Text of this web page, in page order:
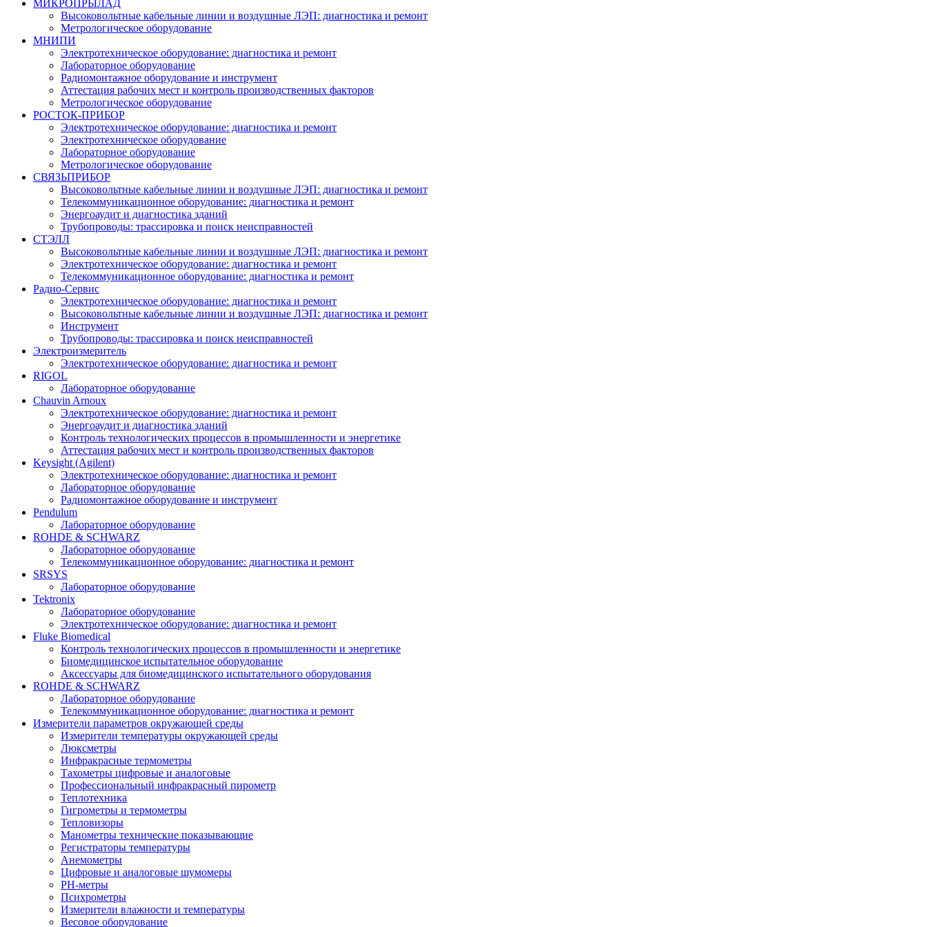
МИКРОПРЫЛАД
Высоковольтные кабельные линии и воздушные ЛЭП: диагностика и ремонт
Метрологическое оборудование
МНИПИ
Электротехническое оборудование: диагностика и ремонт
Лабораторное оборудование
Радиомонтажное оборудование и инструмент
Аттестация рабочих мест и контроль производственных факторов
Метрологическое оборудование
РОСТОК-ПРИБОР
Электротехническое оборудование: диагностика и ремонт
Электротехническое оборудование
Лабораторное оборудование
Метрологическое оборудование
СВЯЗЬПРИБОР
Высоковольтные кабельные линии и воздушные ЛЭП: диагностика и ремонт
Телекоммуникационное оборудование: диагностика и ремонт
Энергоаудит и диагностика зданий
Трубопроводы: трассировка и поиск неисправностей
СТЭЛЛ
Высоковольтные кабельные линии и воздушные ЛЭП: диагностика и ремонт
Электротехническое оборудование: диагностика и ремонт
Телекоммуникационное оборудование: диагностика и ремонт
Радио-Cервис
Электротехническое оборудование: диагностика и ремонт
Высоковольтные кабельные линии и воздушные ЛЭП: диагностика и ремонт
Инструмент
Трубопроводы: трассировка и поиск неисправностей
Электроизмеритель
Электротехническое оборудование: диагностика и ремонт
RIGOL
Лабораторное оборудование
Chauvin Arnoux
Электротехническое оборудование: диагностика и ремонт
Энергоаудит и диагностика зданий
Контроль технологических процессов в промышленности и энергетике
Аттестация рабочих мест и контроль производственных факторов
Keysight (Agilent)
Электротехническое оборудование: диагностика и ремонт
Лабораторное оборудование
Радиомонтажное оборудование и инструмент
Pendulum
Лабораторное оборудование
ROHDE & SCHWARZ
Лабораторное оборудование
Телекоммуникационное оборудование: диагностика и ремонт
SRSYS
Лабораторное оборудование
Tektronix
Лабораторное оборудование
Электротехническое оборудование: диагностика и ремонт
Fluke Biomedical
Контроль технологических процессов в промышленности и энергетике
Биомедицинское испытательное оборудование
Аксессуары для биомедицинского испытательного оборудования
ROHDE & SCHWARZ
Лабораторное оборудование
Телекоммуникационное оборудование: диагностика и ремонт
Измерители параметров окружающей среды
Измерители температуры окружающей среды
Люксметры
Инфракрасные термометры
Тахометры цифровые и аналоговые
Профессиональный инфракрасный пирометр
Теплотехника
Гигрометры и термометры
Тепловизоры
Манометры технические показывающие
Регистраторы температуры
Анемометры
Цифровые и аналоговые шумомеры
PH-метры
Психрометры
Измерители влажности и температуры
Весовое оборудование